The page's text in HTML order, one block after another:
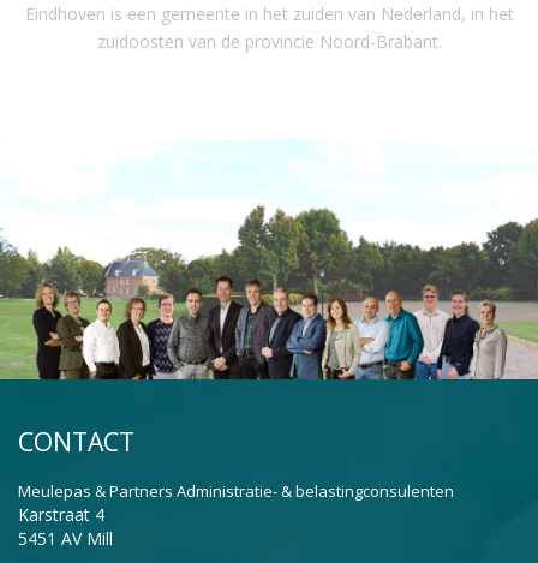
Eindhoven is een gemeente in het zuiden van Nederland, in het
zuidoosten van de provincie Noord-Brabant.
CONTACT
Meulepas & Partners Administratie- & belastingconsulenten
Karstraat 4
5451 AV Mill